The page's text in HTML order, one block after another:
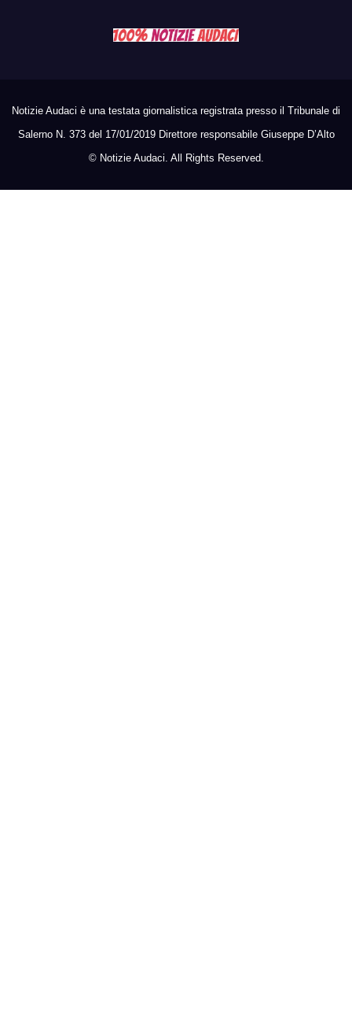
Notizie Audaci è una testata giornalistica registrata presso il Tribunale di
Salerno N. 373 del 17/01/2019 Direttore responsabile Giuseppe D’Alto
© Notizie Audaci. All Rights Reserved.